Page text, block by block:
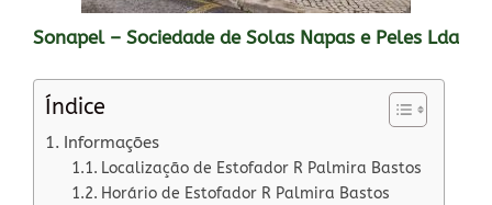
Sonapel – Sociedade de Solas Napas e Peles Lda
Índice
Informações
Localização de Estofador R Palmira Bastos
Horário de Estofador R Palmira Bastos